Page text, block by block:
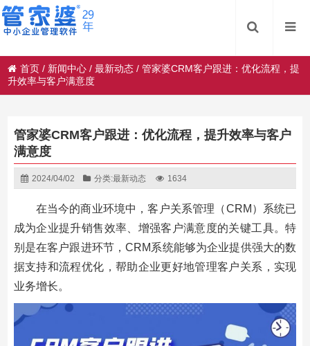
首页 / 新闻中心 /最新动态 /管家婆CRM客户跟进：优化流程，提
升效率与客户满意度
管家婆CRM客户跟进：优化流程，提升效率与客户
满意度
2024/04/02 分类:最新动态 1634
在当今的商业环境中，客户关系管理（CRM）系统已
成为企业提升销售效率、增强客户满意度的关键工具。特
别是在客户跟进环节，CRM系统能够为企业提供强大的数
据支持和流程优化，帮助企业更好地管理客户关系，实现
业务增长。